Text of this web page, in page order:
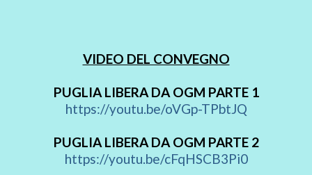
VIDEO DEL CONVEGNO
PUGLIA LIBERA DA OGM PARTE 1
https://youtu.be/oVGp-TPbtJQ
PUGLIA LIBERA DA OGM PARTE 2
https://youtu.be/cFqHSCB3Pi0